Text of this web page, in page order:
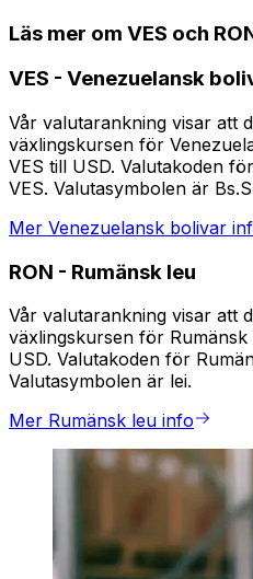
Läs mer om VES och
VES - Venezuelansk
Vår valutarankning visar att
växlingskursen för
VES till USD. Valutakoden
VES. Valutasymbolen är
Mer Venezuelansk bolivar
RON - Rumänsk leu
Vår valutarankning visar att
växlingskursen för
USD. Valutakoden för
Valutasymbolen är lei.
Mer Rumänsk leu info